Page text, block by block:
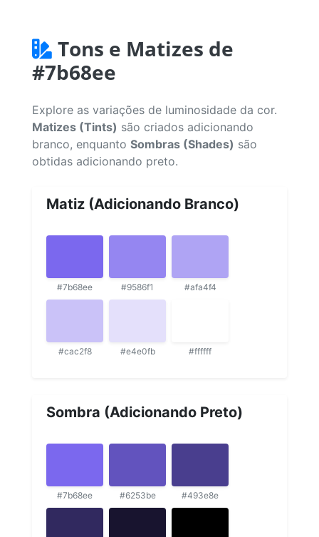
Tons e Matizes de
#7b68ee
Explore as variações de luminosidade da cor.
Matizes (Tints) são criados adicionando
branco, enquanto Sombras (Shades) são
obtidas adicionando preto.
Matiz (Adicionando Branco)
#7b68ee #9586f1 #afa4f4
#cac2f8 #e4e0fb #ffffff
Sombra (Adicionando Preto)
#7b68ee #6253be #493e8e